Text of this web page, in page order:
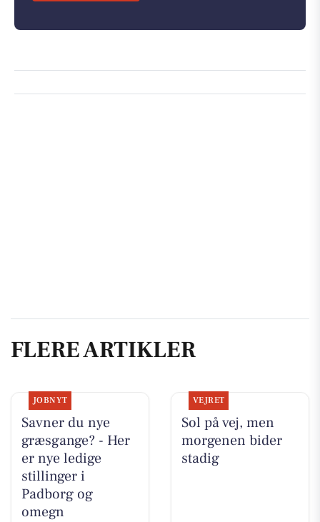
FLERE ARTIKLER
JOBNYT
Savner du nye
græsgange? - Her
er nye ledige
stillinger i
Padborg og
omegn
VEJRET
Sol på vej, men
morgenen bider
stadig